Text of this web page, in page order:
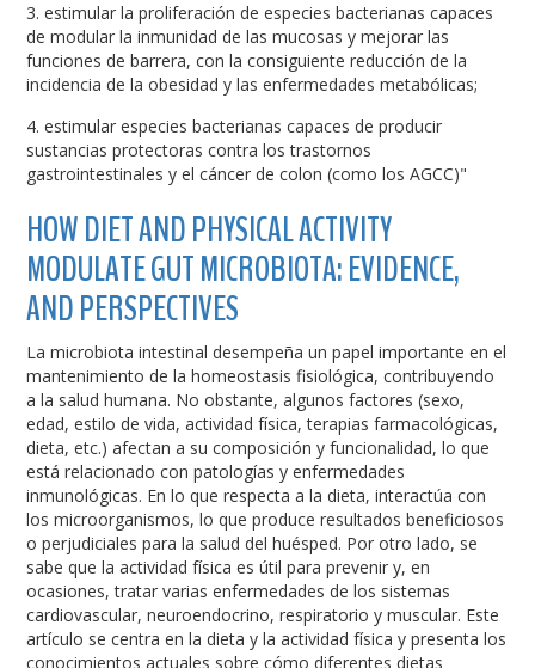
3. estimular la proliferación de especies bacterianas capaces
de modular la inmunidad de las mucosas y mejorar las
funciones de barrera, con la consiguiente reducción de la
incidencia de la obesidad y las enfermedades metabólicas;
4. estimular especies bacterianas capaces de producir
sustancias protectoras contra los trastornos
gastrointestinales y el cáncer de colon (como los AGCC)"
HOW DIET AND PHYSICAL ACTIVITY
MODULATE GUT MICROBIOTA: EVIDENCE,
AND PERSPECTIVES
La microbiota intestinal desempeña un papel importante en el
mantenimiento de la homeostasis fisiológica, contribuyendo
a la salud humana. No obstante, algunos factores (sexo,
edad, estilo de vida, actividad física, terapias farmacológicas,
dieta, etc.) afectan a su composición y funcionalidad, lo que
está relacionado con patologías y enfermedades
inmunológicas. En lo que respecta a la dieta, interactúa con
los microorganismos, lo que produce resultados beneficiosos
o perjudiciales para la salud del huésped. Por otro lado, se
sabe que la actividad física es útil para prevenir y, en
ocasiones, tratar varias enfermedades de los sistemas
cardiovascular, neuroendocrino, respiratorio y muscular. Este
artículo se centra en la dieta y la actividad física y presenta los
conocimientos actuales sobre cómo diferentes dietas